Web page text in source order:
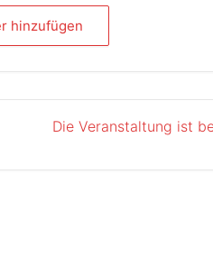
hinzufügen
Die Veranstaltung ist